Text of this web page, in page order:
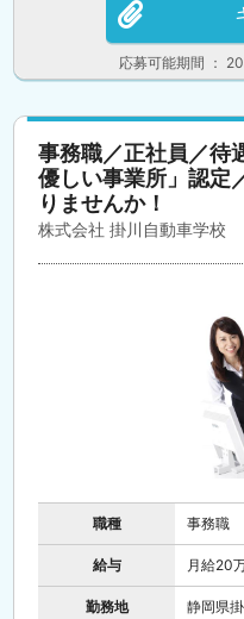
応募可能期間 ：
事務職／正社員／待
優しい事業所」認定
りませんか！
株式会社 掛川自動車学校
職種 事務職
給与 月給20
勤務地 静岡県